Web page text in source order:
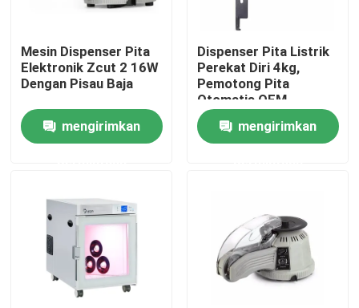
Kontrol kualitas
Berita
Dispenser Pita Listrik
Dispenser Pita Putar
Dispenser Pita Otomatis
Mesin Dispenser Pita
Elektronik Zcut 2 16W
Dengan Pisau Baja
mengirimkan
Dispenser Pita Listrik
Perekat Diri 4kg,
Pemotong Pita
Otomatis OEM
mengirimkan